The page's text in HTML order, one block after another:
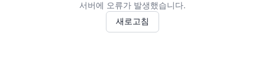
서버에 오류가 발생했습니다.
새로고침